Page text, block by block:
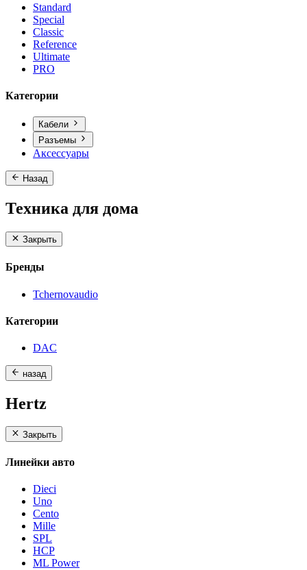
Standard
Special
Classic
Reference
Ultimate
PRO
Категории
Кабели
Разъемы
Аксессуары
Назад
Техника для дома
Закрыть
Бренды
Tchernovaudio
Категории
DAC
назад
Hertz
Закрыть
Линейки авто
Dieci
Uno
Cento
Mille
SPL
HCP
ML Power